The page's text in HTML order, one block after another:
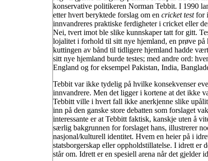
konservative politikeren Norman Tebbit. I 1990
etter hvert beryktede forslag om en cricket testfor
innvandreres praktiske ferdigheter i cricket eller
Nei, tvert imot ble slike kunnskaper tatt for gitt.
lojalitet i forhold til sitt nye hjemland, en prøve
kuttingen av bånd til tidligere hjemland hadde
sitt nye hjemland burde testes; med andre ord:
England og for eksempel Pakistan, India,
Tebbit var ikke tydelig på hvilke konsekvenser
innvandrere. Men det ligger i kortene at det ikke
Tebbitt ville i hvert fall ikke anerkjenne slike
inn på den ganske store debatten som forslaget
interessante er at Tebbitt faktisk, kanskje uten å
særlig bakgrunnen for forslaget hans, illustrerer
nasjonal/kulturell identitet. Hvem en heier på i
statsborgerskap eller oppholdstillatelse. I idrett er
står om. Idrett er en spesiell arena når det gjelder